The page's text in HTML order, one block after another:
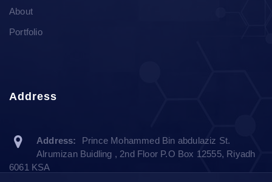
About
Portfolio
Address
Address:
Prince Mohammed Bin abdulaziz St.
Alrumizan Buidling , 2nd Floor P.O Box 12555, Riyadh
6061 KSA